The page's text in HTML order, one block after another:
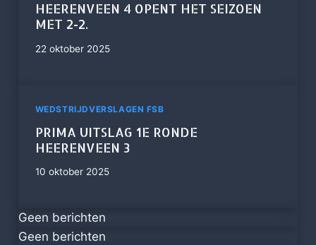
HEERENVEEN 4 OPENT HET SEIZOEN
MET 2-2.
22 oktober 2025
WEDSTRIJDVERSLAGEN FSB
PRIMA UITSLAG 1E RONDE
HEERENVEEN 3
10 oktober 2025
Geen berichten
Geen berichten